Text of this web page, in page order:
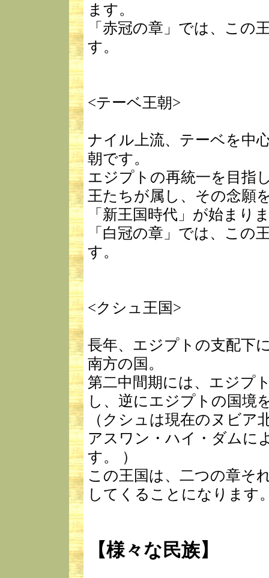
ます。
「赤冠の章」では、この
す。
<テーベ王朝>
ナイル上流、テーベを中
朝です。
エジプトの再統一を目指
王たちが属し、その念願
「新王国時代」が始まり
「白冠の章」では、この
す。
<クシュ王国>
長年、エジプトの支配下
南方の国。
第二中間期には、エジプ
し、逆にエジプトの国境
（クシュは現在のヌビア
アスワン・ハイ・ダムに
す。 ）
この王国は、二つの章そ
してくることになります
【様々な民族】